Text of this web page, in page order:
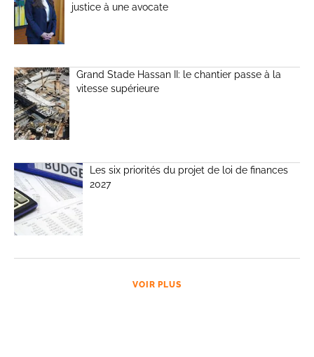
justice à une avocate
Grand Stade Hassan II: le chantier passe à la
vitesse supérieure
Les six priorités du projet de loi de finances
2027
VOIR PLUS